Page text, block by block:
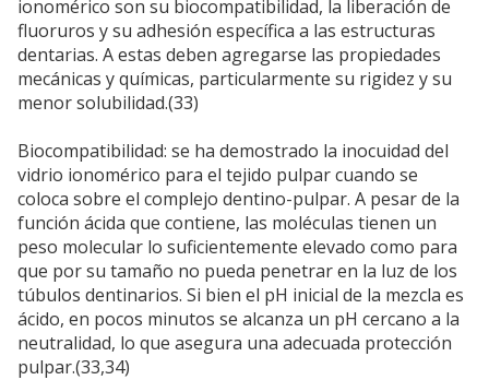
ionomérico son su biocompatibilidad, la liberación de
fluoruros y su adhesión específica a las estructuras
dentarias. A estas deben agregarse las propiedades
mecánicas y químicas, particularmente su rigidez y su
menor solubilidad.(33)
Biocompatibilidad: se ha demostrado la inocuidad del
vidrio ionomérico para el tejido pulpar cuando se
coloca sobre el complejo dentino-pulpar. A pesar de la
función ácida que contiene, las moléculas tienen un
peso molecular lo suficientemente elevado como para
que por su tamaño no pueda penetrar en la luz de los
túbulos dentinarios. Si bien el pH inicial de la mezcla es
ácido, en pocos minutos se alcanza un pH cercano a la
neutralidad, lo que asegura una adecuada protección
pulpar.(33,34)